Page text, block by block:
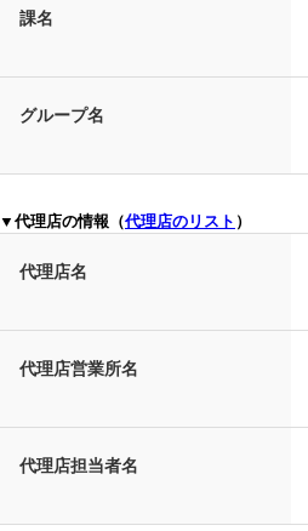
課名
グループ名
▼代理店の情報（代理店のリスト ）
代理店名
代理店営業所名
代理店担当者名